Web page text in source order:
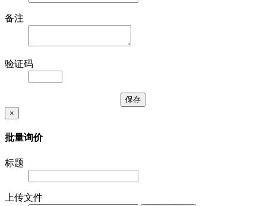
备注
验证码
×
批量询价
标题
上传文件